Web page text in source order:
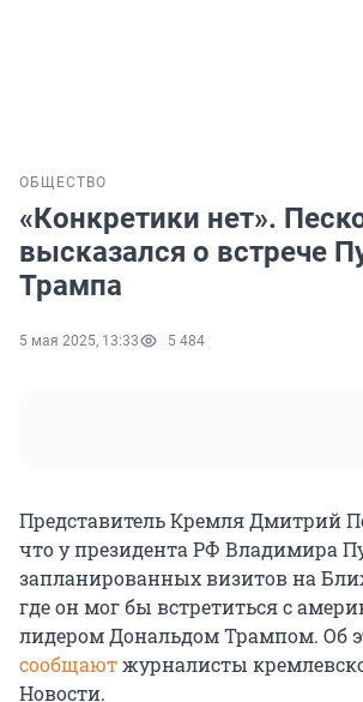
ОБЩЕСТВО
«Конкретики нет».
высказался о встрече
Трампа
5 мая 2025, 13:33 5 484
Представитель Кремля Дмитрий
что у президента РФ Владимира
запланированных визитов на
где он мог бы встретиться с
лидером Дональдом Трампом. Об
сообщаютжурналисты
Новости.